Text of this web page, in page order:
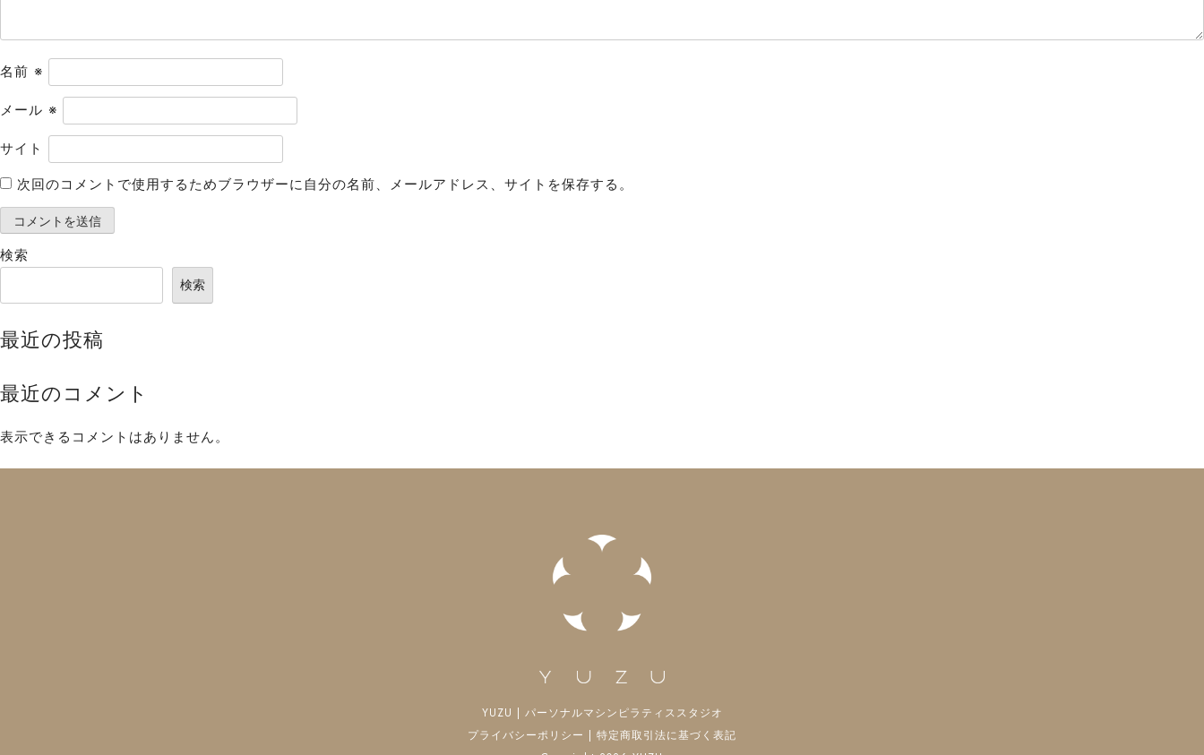
名前 ※
メール ※
サイト
次回のコメントで使用するためブラウザーに自分の名前、メールアドレス、サイトを保存する。
検索
検索
最近の投稿
最近のコメント
表示できるコメントはありません。
YUZU | パーソナルマシンピラティススタジオ
プライバシーポリシー | 特定商取引法に基づく表記